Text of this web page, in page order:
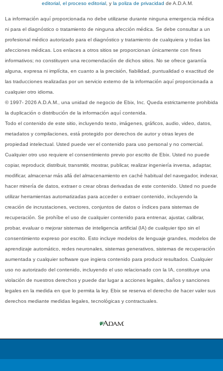
editorial, el proceso editorial , yla poliza de privacidad de A.D.A.M.
La información aquí proporcionada no debe utilizarse durante ninguna emergencia médica
ni para el diagnóstico o tratamiento de ninguna afección médica. Se debe consultar a un
profesional médico autorizado para el diagnóstico y tratamiento de cualquiera y todas las
afecciones médicas. Los enlaces a otros sitios se proporcionan únicamente con fines
informativos; no constituyen una recomendación de dichos sitios. No se ofrece garantía
alguna, expresa ni implícita, en cuanto a la precisión, fiabilidad, puntualidad o exactitud de
las traducciones realizadas por un servicio externo de la información aquí proporcionada a
cualquier otro idioma.
© 1997- 2026 A.D.A.M., una unidad de negocio de Ebix, Inc. Queda estrictamente prohibida
la duplicación o distribución de la información aquí contenida.
Todo el contenido de este sitio, incluyendo texto, imágenes, gráficos, audio, video, datos,
metadatos y compilaciones, está protegido por derechos de autor y otras leyes de
propiedad intelectual. Usted puede ver el contenido para uso personal y no comercial.
Cualquier otro uso requiere el consentimiento previo por escrito de Ebix. Usted no puede
copiar, reproducir, distribuir, transmitir, mostrar, publicar, realizar ingeniería inversa, adaptar,
modificar, almacenar más allá del almacenamiento en caché habitual del navegador, indexar,
hacer minería de datos, extraer o crear obras derivadas de este contenido. Usted no puede
utilizar herramientas automatizadas para acceder o extraer contenido, incluyendo la
creación de incrustaciones, vectores, conjuntos de datos o índices para sistemas de
recuperación. Se prohíbe el uso de cualquier contenido para entrenar, ajustar, calibrar,
probar, evaluar o mejorar sistemas de inteligencia artificial (IA) de cualquier tipo sin el
consentimiento expreso por escrito. Esto incluye modelos de lenguaje grandes, modelos de
aprendizaje automático, redes neuronales, sistemas generativos, sistemas de recuperación
aumentada y cualquier software que ingiera contenido para producir resultados. Cualquier
uso no autorizado del contenido, incluyendo el uso relacionado con la IA, constituye una
violación de nuestros derechos y puede dar lugar a acciones legales, daños y sanciones
legales en la medida en que lo permita la ley. Ebix se reserva el derecho de hacer valer sus
derechos mediante medidas legales, tecnológicas y contractuales.